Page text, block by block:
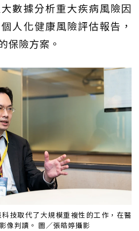
數據分析重大疾病風險因
人化健康風險評估報告，
保險方案。
技取代了大規模重複性的工作，在醫
像判讀。 圖／張皓婷攝影